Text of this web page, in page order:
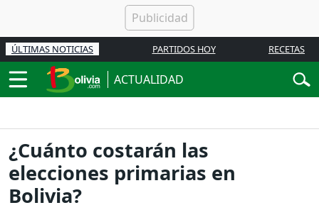
ÚLTIMAS NOTICIAS PARTIDOS HOY RECETAS
ACTUALIDAD
¿Cuánto costarán las
elecciones primarias en
Bolivia?